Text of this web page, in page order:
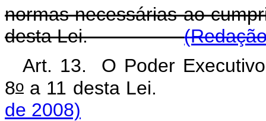
normas necessárias ao
desta Lei.
Art. 13. O Poder
8o a 11 desta
de 2008)